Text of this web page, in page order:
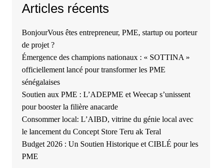
Articles récents
BonjourVous êtes entrepreneur, PME, startup ou porteur
de projet ?
Émergence des champions nationaux : « SOTTINA »
officiellement lancé pour transformer les PME
sénégalaises
Soutien aux PME : L’ADEPME et Weecap s’unissent
pour booster la filière anacarde
Consommer local: L’AIBD, vitrine du génie local avec
le lancement du Concept Store Teru ak Teral
Budget 2026 : Un Soutien Historique et CIBLÉ pour les
PME